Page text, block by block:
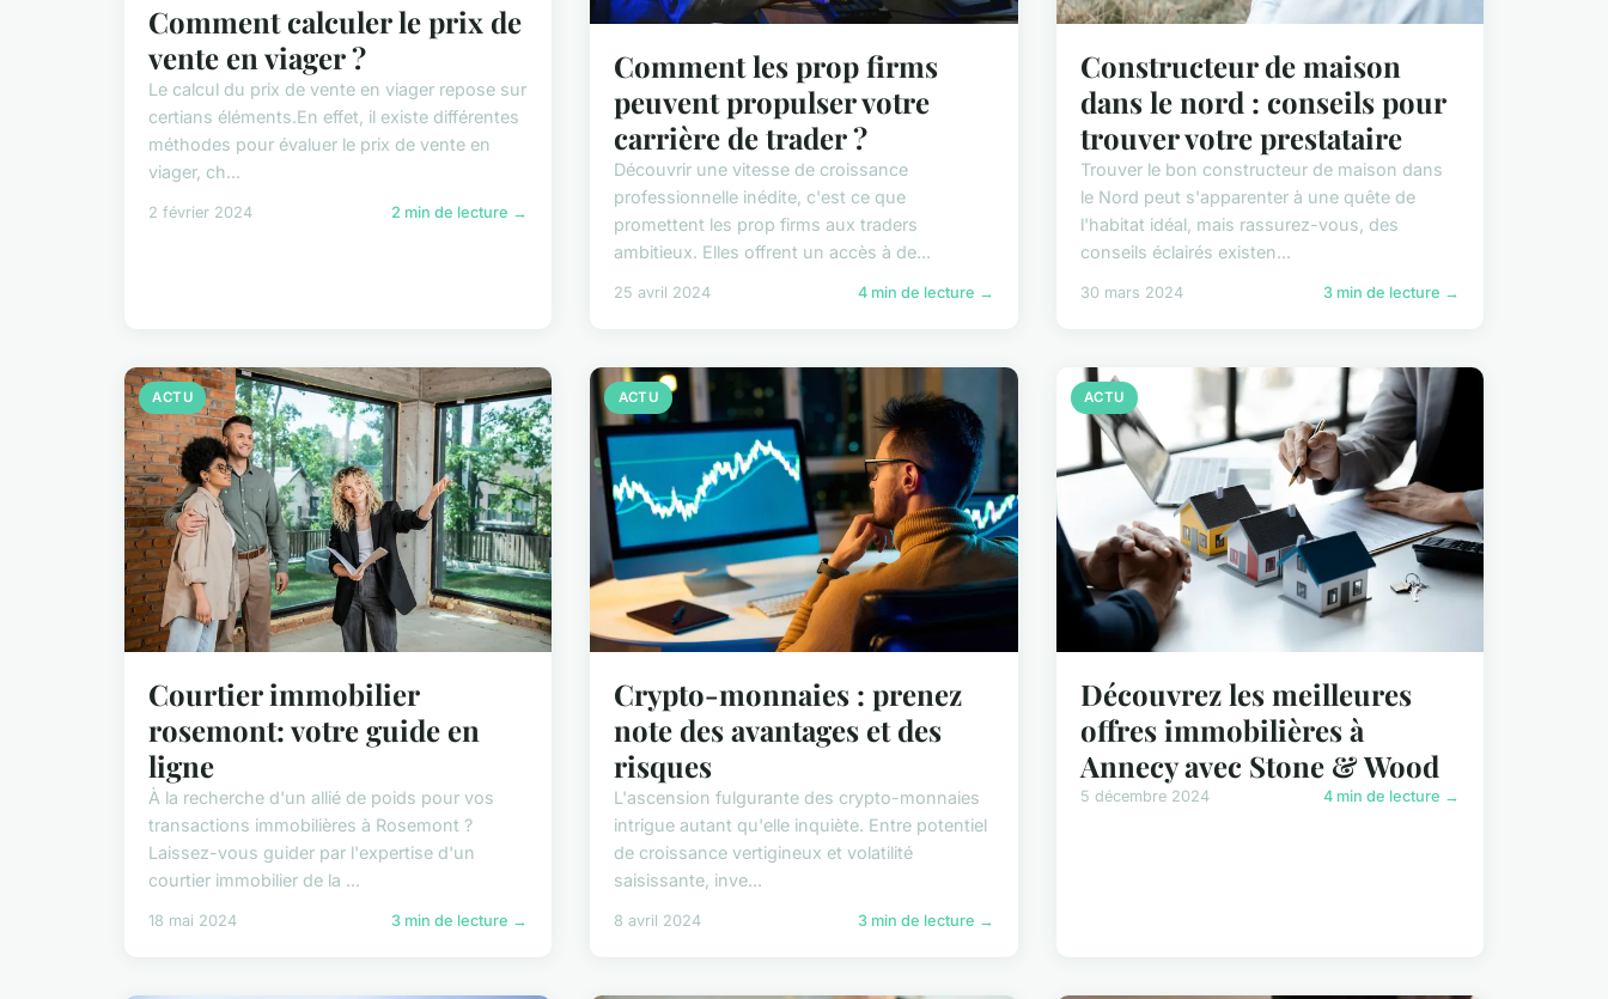
Comment calculer le prix de
vente en viager ?
Le calcul du prix de vente en viager repose sur
certians éléments.En effet, il existe différentes
méthodes pour évaluer le prix de vente en
viager, ch...
2 février 2024 2 min de lecture →
Comment les prop firms
peuvent propulser votre
carrière de trader ?
Découvrir une vitesse de croissance
professionnelle inédite, c'est ce que
promettent les prop firms aux traders
ambitieux. Elles offrent un accès à de...
25 avril 2024 4 min de lecture →
Constructeur de maison
dans le nord : conseils pour
trouver votre prestataire
Trouver le bon constructeur de maison dans
le Nord peut s'apparenter à une quête de
l'habitat idéal, mais rassurez-vous, des
conseils éclairés existen...
30 mars 2024 3 min de lecture →
ACTU
Courtier immobilier
rosemont: votre guide en
ligne
À la recherche d'un allié de poids pour vos
transactions immobilières à Rosemont ?
Laissez-vous guider par l'expertise d'un
courtier immobilier de la ...
18 mai 2024 3 min de lecture →
ACTU
Crypto-monnaies : prenez
note des avantages et des
risques
L'ascension fulgurante des crypto-monnaies
intrigue autant qu'elle inquiète. Entre potentiel
de croissance vertigineux et volatilité
saisissante, inve...
8 avril 2024 3 min de lecture →
ACTU
Découvrez les meilleures
offres immobilières à
Annecy avec Stone & Wood
5 décembre 2024 4 min de lecture →